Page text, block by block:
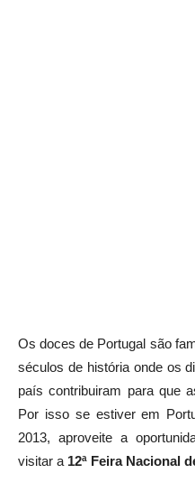
Os doces de Portugal são
séculos de história onde os
país contribuiram para que
Por isso se estiver em
2013, aproveite a
visitar a 12ª Feira Nacional